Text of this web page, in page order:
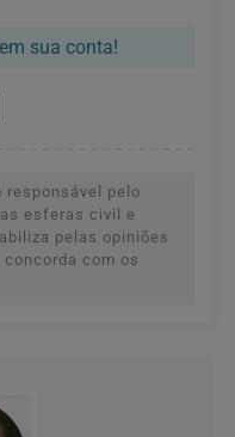
sua conta!
responsável pelo
esferas civil e
pelas opiniões
com os